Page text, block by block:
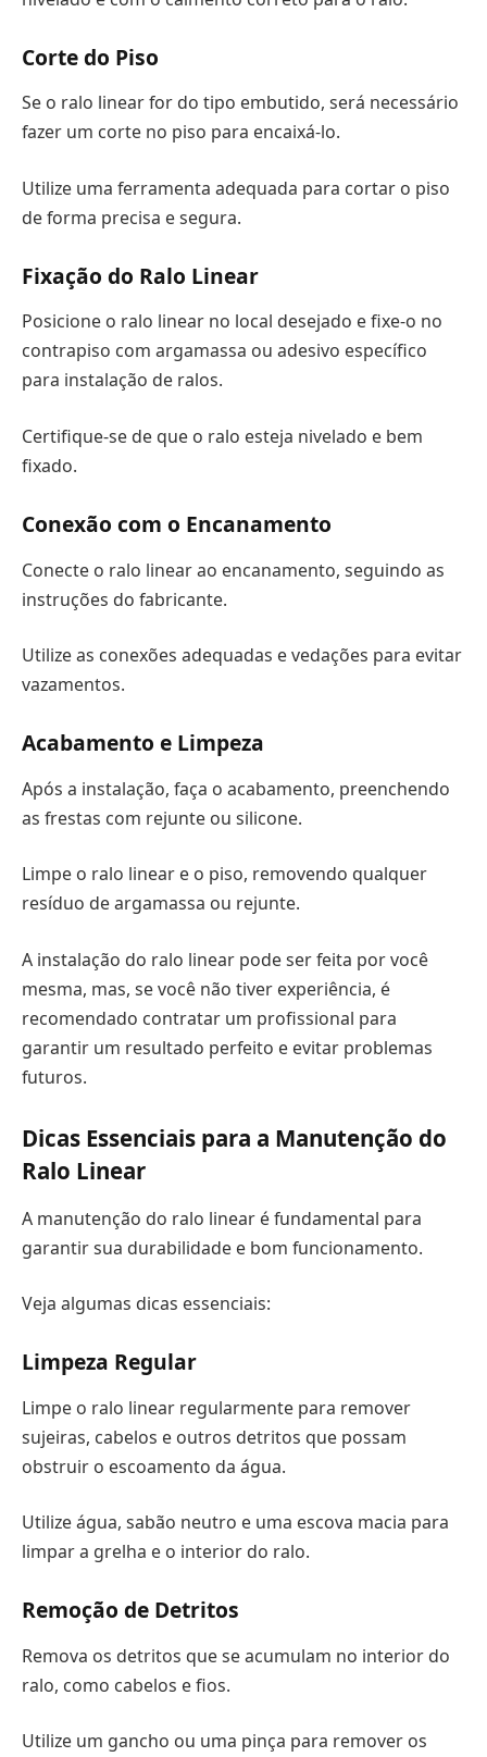
Corte do Piso
Se o ralo linear for do tipo embutido, será necessário
fazer um corte no piso para encaixá-lo.
Utilize uma ferramenta adequada para cortar o piso
de forma precisa e segura.
Fixação do Ralo Linear
Posicione o ralo linear no local desejado e fixe-o no
contrapiso com argamassa ou adesivo específico
para instalação de ralos.
Certifique-se de que o ralo esteja nivelado e bem
fixado.
Conexão com o Encanamento
Conecte o ralo linear ao encanamento, seguindo as
instruções do fabricante.
Utilize as conexões adequadas e vedações para evitar
vazamentos.
Acabamento e Limpeza
Após a instalação, faça o acabamento, preenchendo
as frestas com rejunte ou silicone.
Limpe o ralo linear e o piso, removendo qualquer
resíduo de argamassa ou rejunte.
A instalação do ralo linear pode ser feita por você
mesma, mas, se você não tiver experiência, é
recomendado contratar um profissional para
garantir um resultado perfeito e evitar problemas
futuros.
Dicas Essenciais para a Manutenção do
Ralo Linear
A manutenção do ralo linear é fundamental para
garantir sua durabilidade e bom funcionamento.
Veja algumas dicas essenciais:
Limpeza Regular
Limpe o ralo linear regularmente para remover
sujeiras, cabelos e outros detritos que possam
obstruir o escoamento da água.
Utilize água, sabão neutro e uma escova macia para
limpar a grelha e o interior do ralo.
Remoção de Detritos
Remova os detritos que se acumulam no interior do
ralo, como cabelos e fios.
Utilize um gancho ou uma pinça para remover os